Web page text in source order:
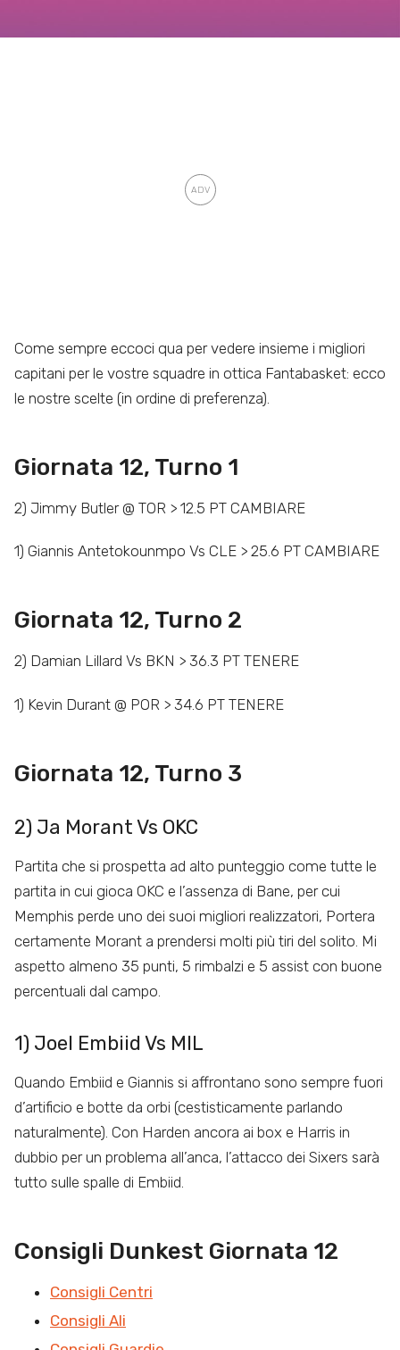
Come sempre eccoci qua per vedere insieme i migliori
capitani per le vostre squadre in ottica Fantabasket: ecco
le nostre scelte (in ordine di preferenza).
Giornata 12, Turno 1
2) Jimmy Butler @ TOR > 12.5 PT CAMBIARE
1) Giannis Antetokounmpo Vs CLE > 25.6 PT CAMBIARE
Giornata 12, Turno 2
2) Damian Lillard Vs BKN > 36.3 PT TENERE
1) Kevin Durant @ POR > 34.6 PT TENERE
Giornata 12, Turno 3
2) Ja Morant Vs OKC
Partita che si prospetta ad alto punteggio come tutte le
partita in cui gioca OKC e l’assenza di Bane, per cui
Memphis perde uno dei suoi migliori realizzatori, Portera
certamente Morant a prendersi molti più tiri del solito. Mi
aspetto almeno 35 punti, 5 rimbalzi e 5 assist con buone
percentuali dal campo.
1) Joel Embiid Vs MIL
Quando Embiid e Giannis si affrontano sono sempre fuori
d’artificio e botte da orbi (cestisticamente parlando
naturalmente). Con Harden ancora ai box e Harris in
dubbio per un problema all’anca, l’attacco dei Sixers sarà
tutto sulle spalle di Embiid.
Consigli Dunkest Giornata 12
Consigli Centri
Consigli Ali